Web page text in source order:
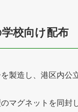
校向け配布
製造し、港区内公
マグネットを同封